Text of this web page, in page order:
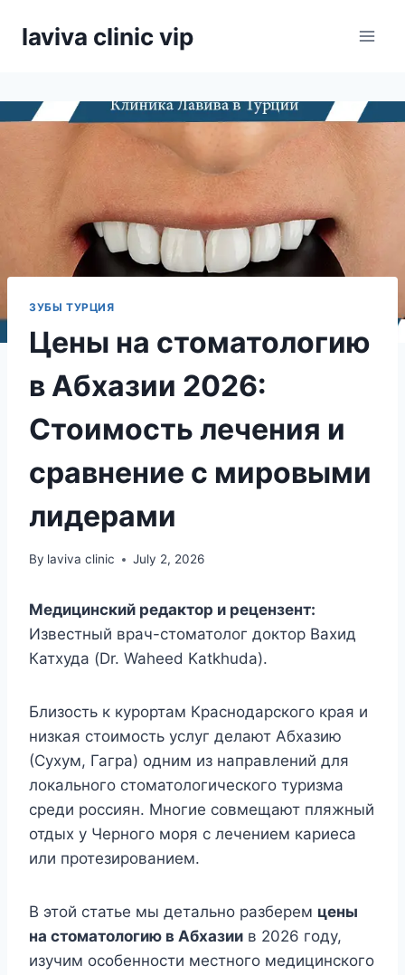
laviva clinic vip
ЗУБЫ ТУРЦИЯ
Цены на стоматологию
в Абхазии 2026:
Стоимость лечения и
сравнение с мировыми
лидерами
By laviva clinic July 2, 2026
Медицинский редактор и рецензент:
Известный врач-стоматолог доктор Вахид
Катхуда (Dr. Waheed Katkhuda).
Близость к курортам Краснодарского края и
низкая стоимость услуг делают Абхазию
(Сухум, Гагра) одним из направлений для
локального стоматологического туризма
среди россиян. Многие совмещают пляжный
отдых у Черного моря с лечением кариеса
или протезированием.
В этой статье мы детально разберем цены
на стоматологию в Абхазии в 2026 году,
изучим особенности местного медицинского